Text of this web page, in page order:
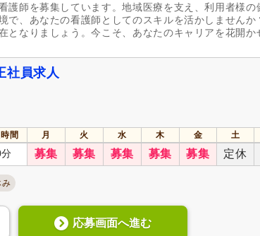
護師を募集しています。地域医療を支え、利用者様の
で、あなたの看護師としてのスキルを活かしませんか
となりましょう。今こそ、あなたのキャリアを花開か
社員求人
間 月 火 水 木 金
土
募集 募集 募集 募集 募集 定休
み
応募画面へ進む